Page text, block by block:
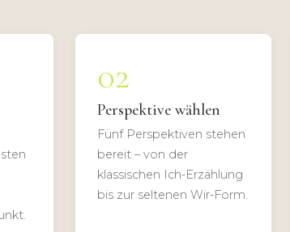
02
Perspektive wählen
Fünf Perspektiven stehen
bereit – von der
klassischen Ich-Erzählung
bis zur seltenen Wir-Form.